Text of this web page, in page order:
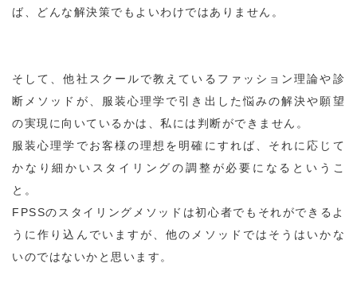
ば、どんな解決策でもよいわけではありません。
そして、他社スクールで教えているファッション理論や診
断メソッドが、服装心理学で引き出した悩みの解決や願望
の実現に向いているかは、私には判断ができません。
服装心理学でお客様の理想を明確にすれば、それに応じて
かなり細かいスタイリングの調整が必要になるというこ
と。
FPSSのスタイリングメソッドは初心者でもそれができるよ
うに作り込んでいますが、他のメソッドではそうはいかな
いのではないかと思います。